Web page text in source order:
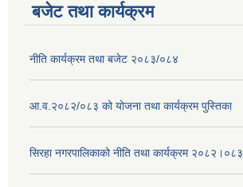
बजेट तथा कार्यक्रम
नीति कार्यक्रम तथा बजेट २०८३/०८४
आ.व.२०८२/०८३ को योजना तथा कार्यक्रम पुस्तिका
सिरहा नगरपालिकाको नीति तथा कार्यक्रम २०८२।०८३